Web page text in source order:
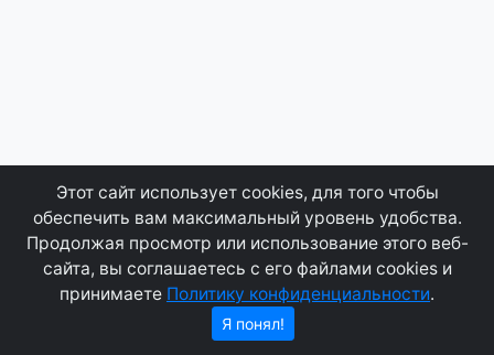
Этот сайт использует cookies, для того чтобы
обеспечить вам максимальный уровень удобства.
Продолжая просмотр или использование этого веб-
сайта, вы соглашаетесь с его файлами cookies и
принимаете Политику конфиденциальности.
Я понял!